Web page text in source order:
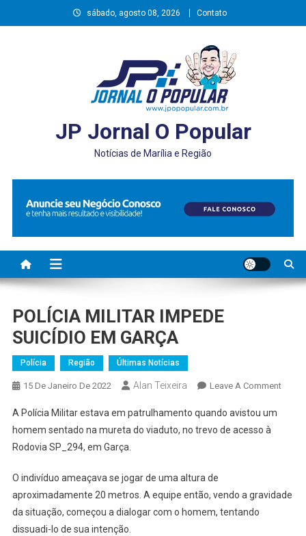
to
sábado, agosto 08, 2026 Contato
JP Jornal O Popular
Notícias de Marília e Região
POLÍCIA MILITAR IMPEDE
SUICÍDIO EM GARÇA
Polícia Região Últimas Notícias
15 De Janeiro De 2022 Alan Teixeira Leave A CommentOn
A Polícia Militar estava em patrulhamento quando avistou um
homem sentado na mureta do viaduto, no trevo de acesso à
Rodovia SP_294, em Garça.
O indivíduo ameaçava se jogar de uma altura de
aproximadamente 20 metros. A equipe então, vendo a gravidade
da situação, começou a dialogar com o homem, tentando
dissuadi-lo de sua intenção.